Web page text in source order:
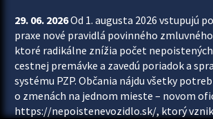
29. 06. 2026Od 1. augusta 2026 vstupujú
praxe nové pravidlá povinného
ktoré radikálne znížia počet
cestnej premávke a zavedú poriadok a
systému PZP. Občania nájdu všetky
o zmenách na jednom mieste – novom
https://nepoistenevozidlo.sk/, ktorý